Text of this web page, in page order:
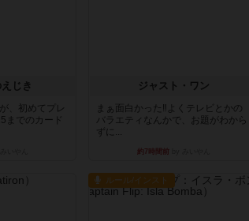
じき
、初めてプレ
までのカード
ジャスト・ワン
まぁ面白かった‼️よくテレビとかの
バラエティなんかで、お題がわから
ずに...
約7時間前
ルール/インスト